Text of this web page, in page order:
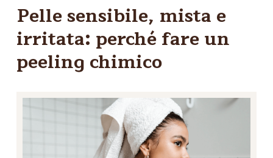
Pelle sensibile, mista e
irritata: perché fare un
peeling chimico